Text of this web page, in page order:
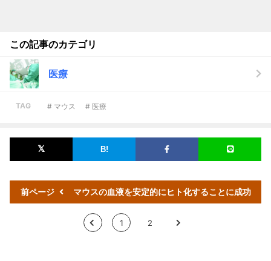
この記事のカテゴリ
医療
TAG # マウス # 医療
前ページ マウスの血液を安定的にヒト化することに成功
< 1 2 >